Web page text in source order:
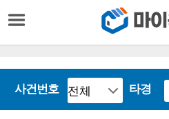
사건번호 타경